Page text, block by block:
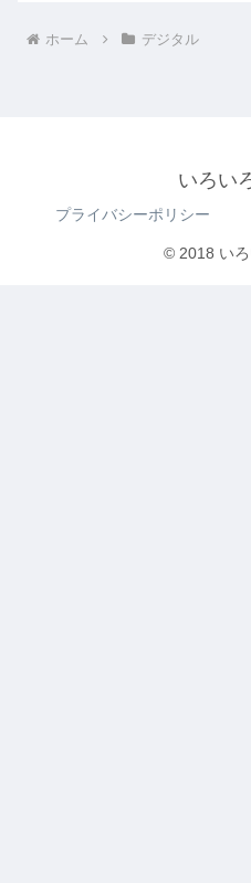
ホーム デジタル
いろい
プライバシーポリシー
© 2018 いろ